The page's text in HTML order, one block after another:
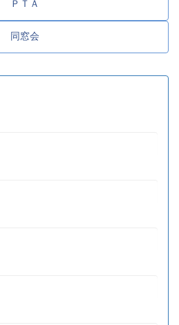
同窓会